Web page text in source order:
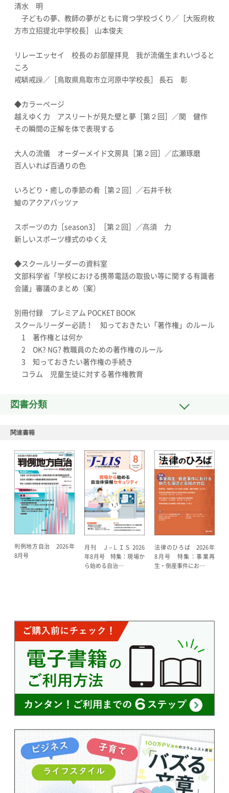
清水 明
子どもの夢、教師の夢がともに育つ学校づくり／［大阪府枚
方市立招提北中学校長］ 山本俊夫
リレーエッセイ 校長のお部屋拝見 我が流儀生まれいづると
ころ
戒驕戒躁／［鳥取県鳥取市立河原中学校長］ 長石 彰
◆カラーページ
越えゆく力 アスリートが見た壁と夢［第２回］／関 健作
その瞬間の正解を体で表現する
大人の流儀 オーダーメイド文房具［第２回］／広瀬琢磨
百人いれば百通りの色
いろどり・癒しの季節の肴［第２回］／石井千秋
鱸のアクアパッツァ
スポーツの力［season3］［第２回］／髙須 力
新しいスポーツ様式のゆくえ
◆スクールリーダーの資料室
文部科学省「学校における携帯電話の取扱い等に関する有識者
会議」審議のまとめ（案）
別冊付録 プレミアム POCKET BOOK
スクールリーダー必読！ 知っておきたい「著作権」のルール
1 著作権とは何か
2 OK? NG? 教職員のための著作権のルール
3 知っておきたい著作権の手続き
コラム 児童生徒に対する著作権教育
図書分類
関連書籍
判例地方自治 2026年
8月号
月刊 Ｊ−ＬＩＳ 2026
年8月号 特集：現場か
ら始める自治…
法律のひろば 2026年
8月号 特集：事業再
生・倒産事件にお…